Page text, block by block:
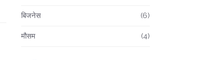
बिजनेस (6)
मौसम (4)